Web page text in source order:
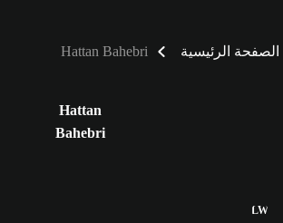
الصفحة الرئيسية Hattan Bahebri
Hattan
Bahebri
LW